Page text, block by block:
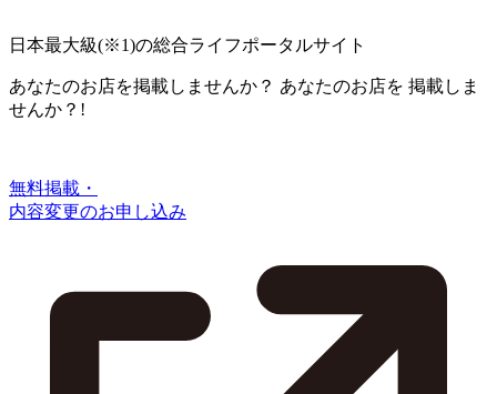
日本最大級(※1)の総合ライフポータルサイト
あなたのお店を掲載しませんか？ あなたのお店を 掲載しま
せんか？!
無料掲載・
内容変更のお申し込み